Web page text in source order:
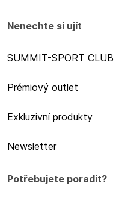
Nenechte si ujít
SUMMIT-SPORT CLUB
Prémiový outlet
Exkluzivní produkty
Newsletter
Potřebujete poradit?